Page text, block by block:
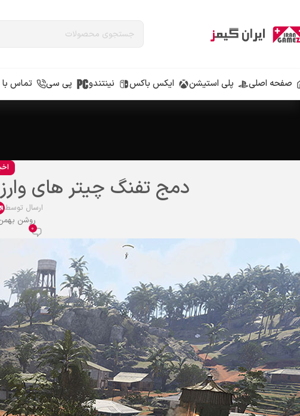
صفحه اصلی پلی استیشن ایکس باکس نینتندو پی سی تماس با
دمج تفنگ چیتر های
ارسال توسط
روشن بهمن 22,
0